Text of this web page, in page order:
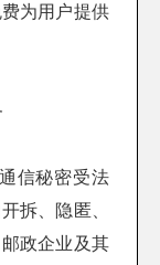
为用户提供
信秘密受法
拆、隐匿、
政企业及其